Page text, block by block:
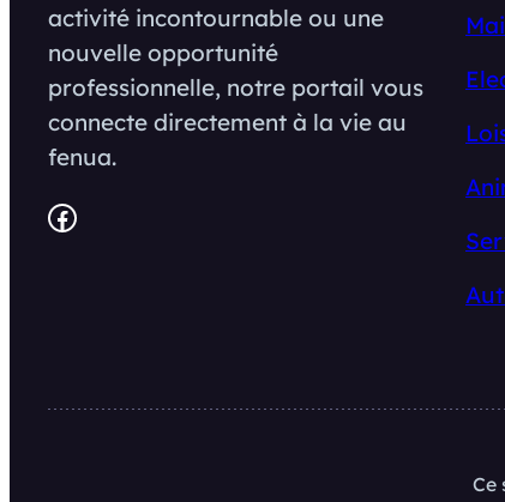
activité incontournable ou une
nouvelle opportunité
professionnelle, notre portail vous
connecte directement à la vie au
fenua.
Facebook
Ce